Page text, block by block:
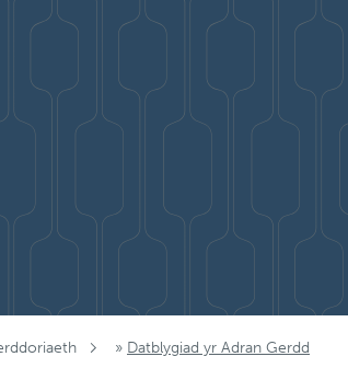
» Datblygiad yr Adran Gerdd